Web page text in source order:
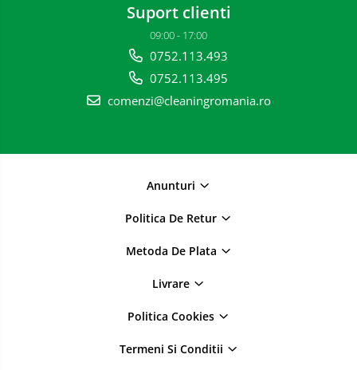
Suport clienti
09:00 - 17:00
0752.113.493
0752.113.495
comenzi@cleaningromania.ro
Anunturi
Politica De Retur
Metoda De Plata
Livrare
Politica Cookies
Termeni Si Conditii